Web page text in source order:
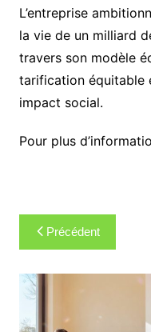
L’entreprise
la vie de un milliard
travers son modèle
tarification équitable
impact social.
Pour plus
Navigation
de
l’article
Précédent